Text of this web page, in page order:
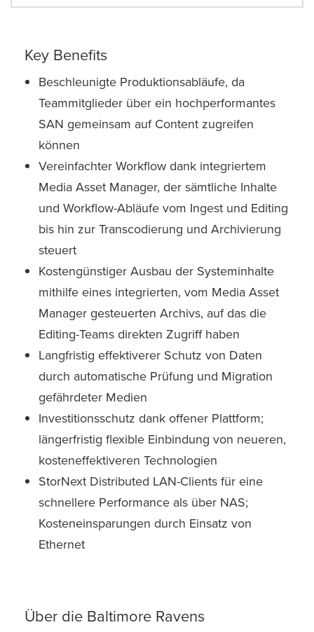
Key Benefits
Beschleunigte Produktionsabläufe, da
Teammitglieder über ein hochperformantes
SAN gemeinsam auf Content zugreifen
können
Vereinfachter Workflow dank integriertem
Media Asset Manager, der sämtliche Inhalte
und Workflow-Abläufe vom Ingest und Editing
bis hin zur Transcodierung und Archivierung
steuert
Kostengünstiger Ausbau der Systeminhalte
mithilfe eines integrierten, vom Media Asset
Manager gesteuerten Archivs, auf das die
Editing-Teams direkten Zugriff haben
Langfristig effektiverer Schutz von Daten
durch automatische Prüfung und Migration
gefährdeter Medien
Investitionsschutz dank offener Plattform;
längerfristig flexible Einbindung von neueren,
kosteneffektiveren Technologien
StorNext Distributed LAN-Clients für eine
schnellere Performance als über NAS;
Kosteneinsparungen durch Einsatz von
Ethernet
Über die Baltimore Ravens